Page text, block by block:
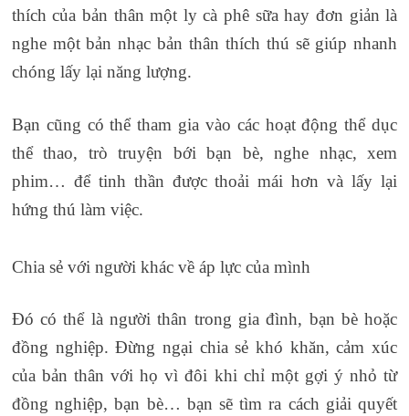
thích của bản thân một ly cà phê sữa hay đơn giản là
nghe một bản nhạc bản thân thích thú sẽ giúp nhanh
chóng lấy lại năng lượng.
Bạn cũng có thể tham gia vào các hoạt động thể dục
thể thao, trò truyện bới bạn bè, nghe nhạc, xem
phim… để tinh thần được thoải mái hơn và lấy lại
hứng thú làm việc.
Chia sẻ với người khác về áp lực của mình
Đó có thể là người thân trong gia đình, bạn bè hoặc
đồng nghiệp. Đừng ngại chia sẻ khó khăn, cảm xúc
của bản thân với họ vì đôi khi chỉ một gợi ý nhỏ từ
đồng nghiệp, bạn bè… bạn sẽ tìm ra cách giải quyết